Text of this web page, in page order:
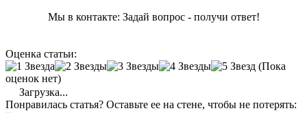
Мы в контакте: Задай вопрос - получи ответ!
Оценка статьи:
(Пока
оценок нет)
Загрузка...
Понравилась статья? Оставьте ее на стене, чтобы не потерять: